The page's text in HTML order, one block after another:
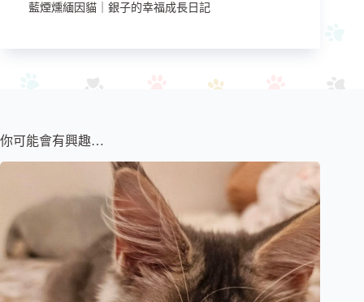
藍煙燻緬因貓｜銀子的幸福成長日記
你可能會有興趣…